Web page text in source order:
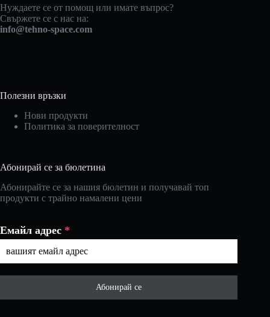
Нуждаете се от помощ или имате въпрос?
Свържете се с нас на:
info@tehno-space.com
Полезни връзки
Нови продукти
Политика за поверителност
Абонирай се за бюлетина
Абонирайте се за нашия бюлетин и получавай топ
продукти с трайно намалени цени
Емайл адрес *
Абонирай се